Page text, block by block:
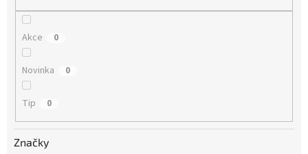
Akce 0
Novinka 0
Tip 0
Značky